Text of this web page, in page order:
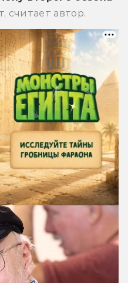
считает автор.